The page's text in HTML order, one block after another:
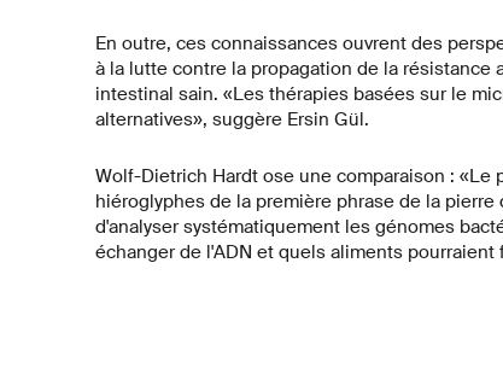
En outre, ces connaissances ouvrent des
à la lutte contre la propagation de la
intestinal sain. «Les thérapies basées sur le
alternatives», suggère Ersin Gül.
Wolf-Dietrich Hardt ose une comparaison :
hiéroglyphes de la première phrase de la
d'analyser systématiquement les génomes
échanger de l'ADN et quels aliments